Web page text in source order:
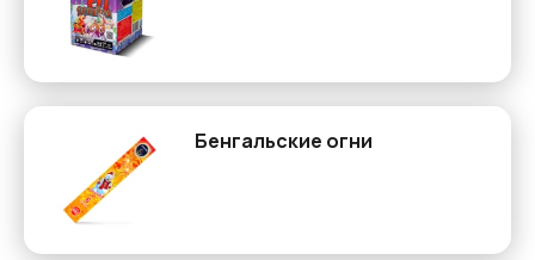
Бенгальские огни